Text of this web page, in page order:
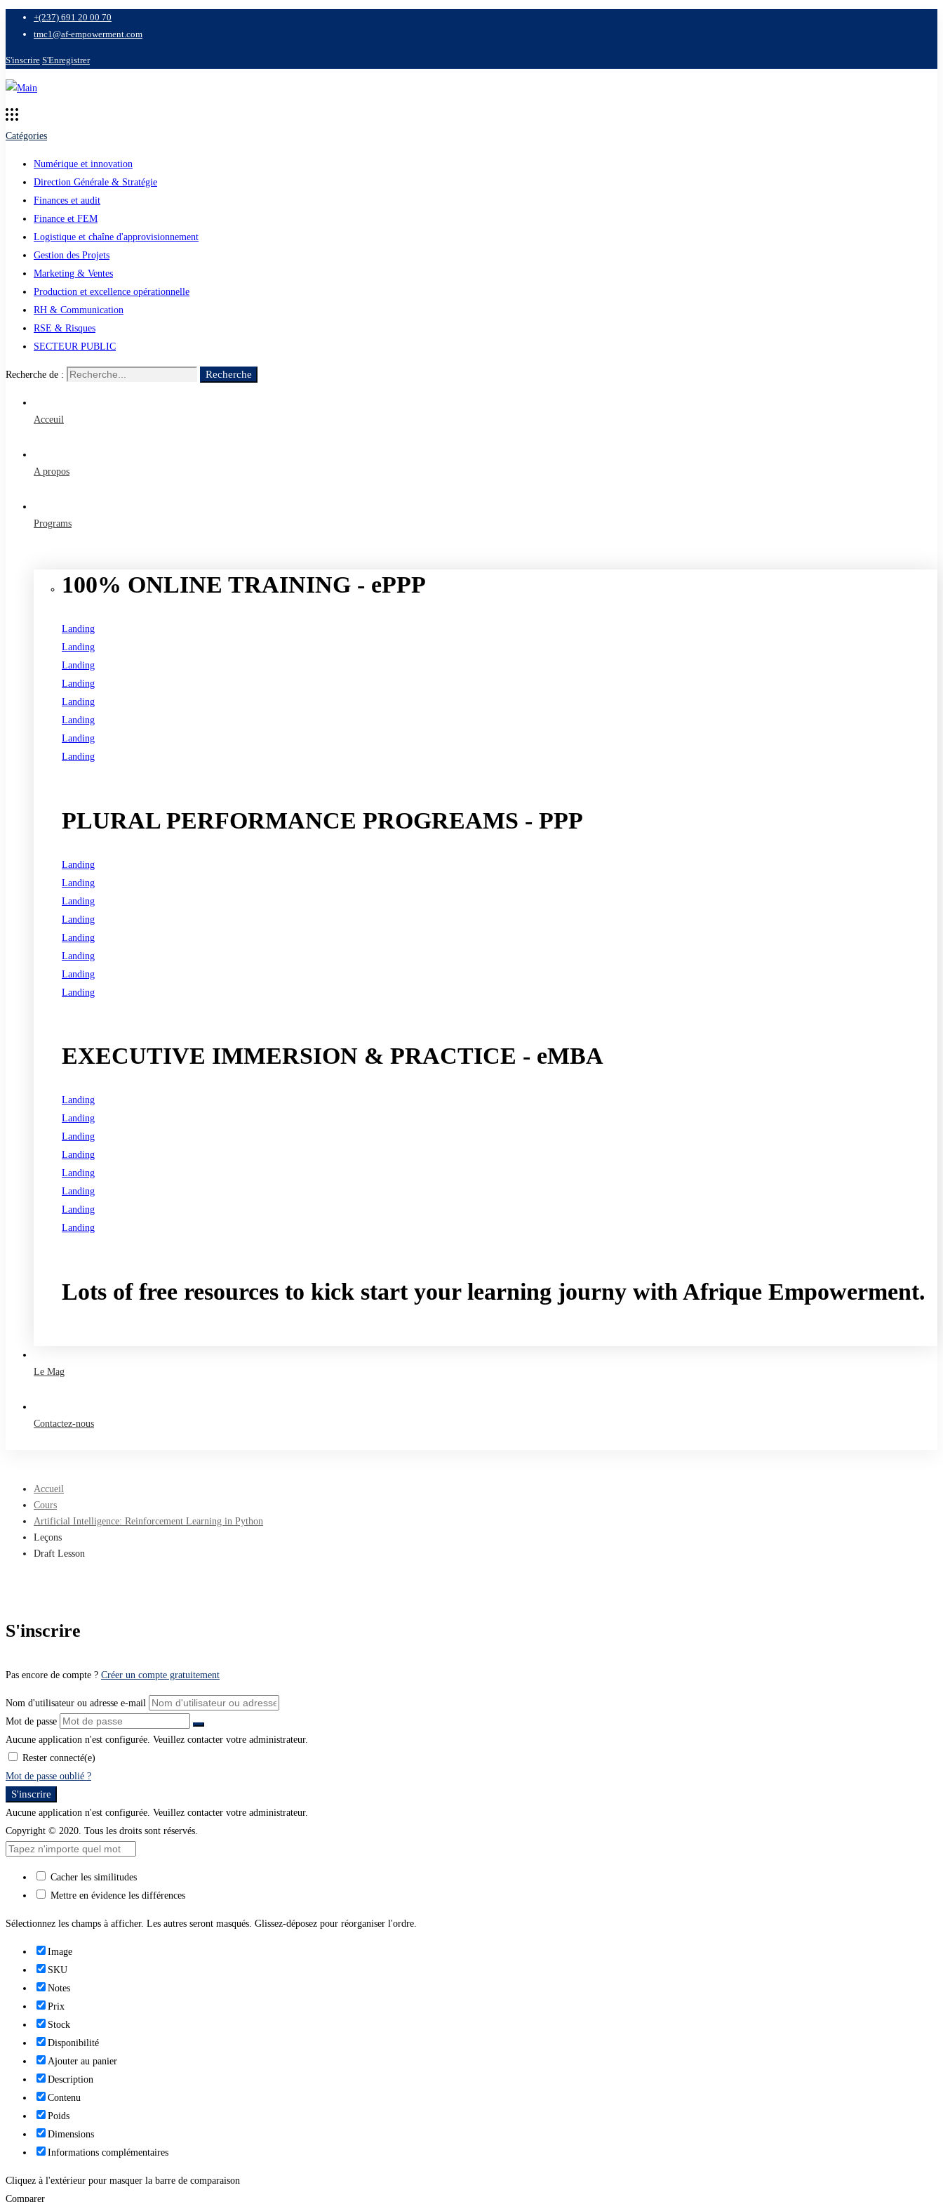
+(237) 691 20 00 70
tmc1@af-empowerment.com
S'inscrire S'Enregistrer
Catégories
Numérique et innovation
Direction Générale & Stratégie
Finances et audit
Finance et FEM
Logistique et chaîne d'approvisionnement
Gestion des Projets
Marketing & Ventes
Production et excellence opérationnelle
RH & Communication
RSE & Risques
SECTEUR PUBLIC
Recherche de : Recherche
Acceuil
A propos
Programs
100% ONLINE TRAINING - ePPP
Landing
Landing
Landing
Landing
Landing
Landing
Landing
Landing
PLURAL PERFORMANCE PROGREAMS - PPP
Landing
Landing
Landing
Landing
Landing
Landing
Landing
Landing
EXECUTIVE IMMERSION & PRACTICE - eMBA
Landing
Landing
Landing
Landing
Landing
Landing
Landing
Landing
Lots of free resources to kick start your learning journy with Afrique Empowerment.
Le Mag
Contactez-nous
Accueil
Cours
Artificial Intelligence: Reinforcement Learning in Python
Leçons
Draft Lesson
S'inscrire
Pas encore de compte ? Créer un compte gratuitement
Nom d'utilisateur ou adresse e-mail
Mot de passe
Aucune application n'est configurée. Veuillez contacter votre administrateur.
Rester connecté(e)
Mot de passe oublié ?
S'inscrire
Aucune application n'est configurée. Veuillez contacter votre administrateur.
Copyright © 2020. Tous les droits sont réservés.
Cacher les similitudes
Mettre en évidence les différences
Sélectionnez les champs à afficher. Les autres seront masqués. Glissez-déposez pour réorganiser l'ordre.
Image
SKU
Notes
Prix
Stock
Disponibilité
Ajouter au panier
Description
Contenu
Poids
Dimensions
Informations complémentaires
Cliquez à l'extérieur pour masquer la barre de comparaison
Comparer